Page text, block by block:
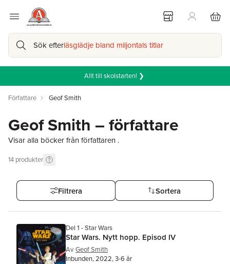
Sök efterläsglädje bland miljontals titlar
Allt till skolstarten! ❯
Författare Geof Smith
Geof Smith – författare
Visar alla böcker från författaren .
14 produkter
Filtrera Sortera
Del 1 - Star Wars
Star Wars. Nytt hopp. Episod IV
Av Geof Smith
Inbunden, 2022, 3-6 år